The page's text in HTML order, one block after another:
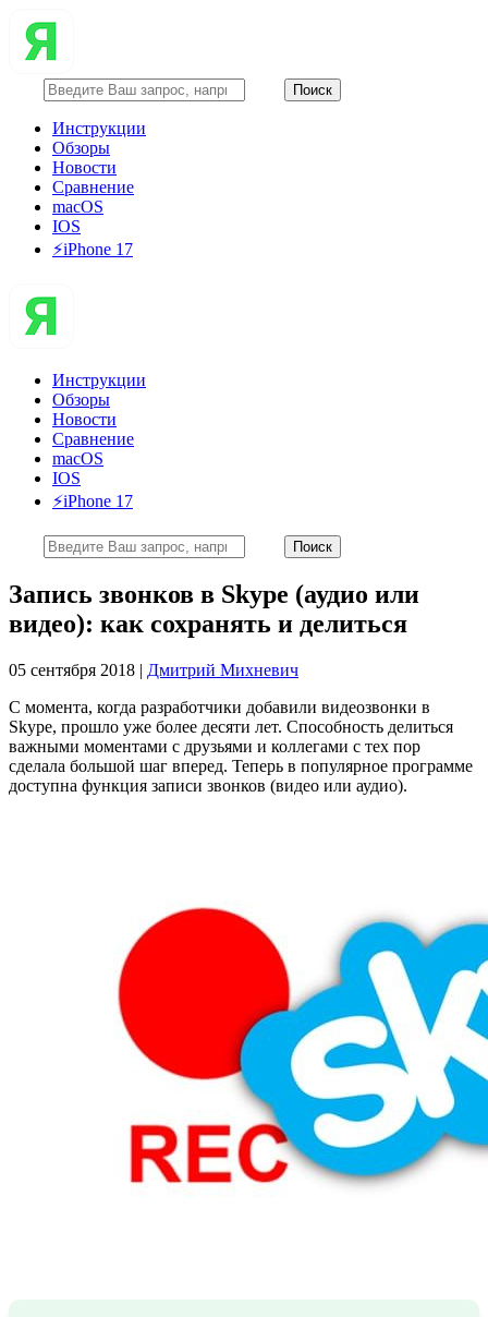
Инструкции
Обзоры
Новости
Сравнение
macOS
IOS
⚡️iPhone 17
Инструкции
Обзоры
Новости
Сравнение
macOS
IOS
⚡️iPhone 17
Запись звонков в Skype (аудио или
видео): как сохранять и делиться
05 сентября 2018 | Дмитрий Михневич
С момента, когда разработчики добавили видеозвонки в
Skype, прошло уже более десяти лет. Способность делиться
важными моментами с друзьями и коллегами с тех пор
сделала большой шаг вперед. Теперь в популярное программе
доступна функция записи звонков (видео или аудио).